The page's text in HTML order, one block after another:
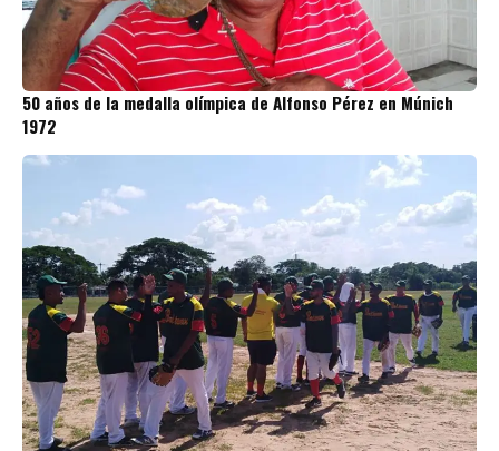
50 años de la medalla olímpica de Alfonso Pérez en Múnich
1972